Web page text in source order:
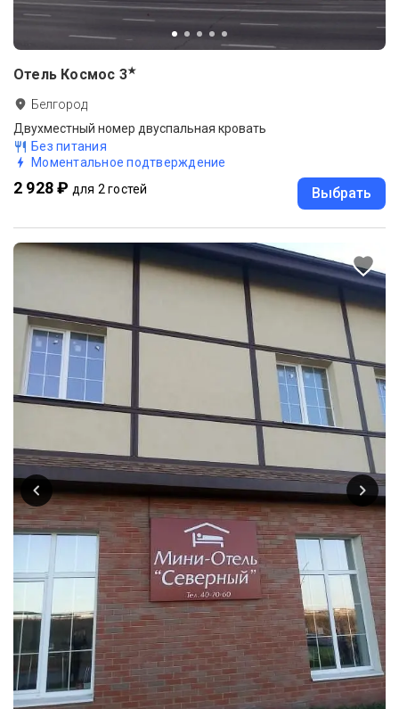
Отель Космос 3★
Белгород
Двухместный номер двуспальная кровать
Без питания
Моментальное подтверждение
2 928 ₽ для 2 гостей Выбрать